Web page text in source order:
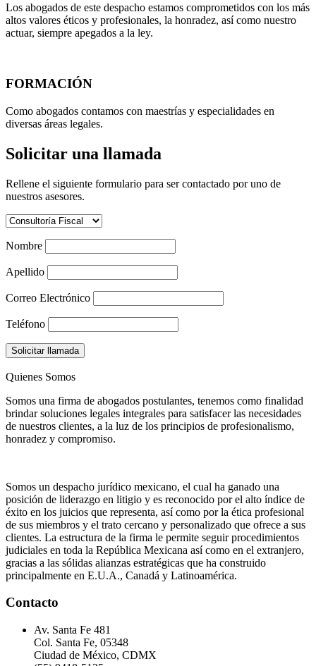
Los abogados de este despacho estamos comprometidos con los más
altos valores éticos y profesionales, la honradez, así como nuestro
actuar, siempre apegados a la ley.
FORMACIÓN
Como abogados contamos con maestrías y especialidades en
diversas áreas legales.
Solicitar una llamada
Rellene el siguiente formulario para ser contactado por uno de
nuestros asesores.
Nombre
Apellido
Correo Electrónico
Teléfono
Solicitar llamada
Quienes Somos
Somos una firma de abogados postulantes, tenemos como finalidad
brindar soluciones legales integrales para satisfacer las necesidades
de nuestros clientes, a la luz de los principios de profesionalismo,
honradez y compromiso.
Somos un despacho jurídico mexicano, el cual ha ganado una
posición de liderazgo en litigio y es reconocido por el alto índice de
éxito en los juicios que representa, así como por la ética profesional
de sus miembros y el trato cercano y personalizado que ofrece a sus
clientes. La estructura de la firma le permite seguir procedimientos
judiciales en toda la República Mexicana así como en el extranjero,
gracias a las sólidas alianzas estratégicas que ha construido
principalmente en E.U.A., Canadá y Latinoamérica.
Contacto
Av. Santa Fe 481
Col. Santa Fe, 05348
Ciudad de México, CDMX